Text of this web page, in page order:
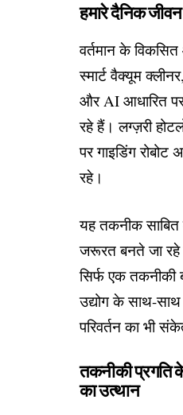
हमारे दैनिक
वर्तमान के
स्मार्ट वैक्यूम
और AI आधारित
रहे हैं। लग्ज़री
पर गाइडिंग रोबोट
रहे।
यह तकनीक साबित
जरूरत बनते जा रहे
सिर्फ एक तकनीकी
उद्योग के साथ-
परिवर्तन का भी
तकनीकी प्रगति
का उत्थान